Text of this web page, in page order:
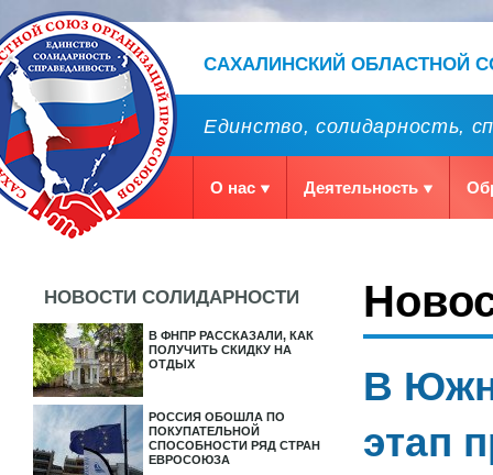
САХАЛИНСКИЙ ОБЛАСТНОЙ
Единство, солидарность,
О нас Деятельность
НОВОСТИ СОЛИДАРНОСТИ
В ФНПР РАССКАЗАЛИ, КАК
ПОЛУЧИТЬ СКИДКУ НА
ОТДЫХ
РОССИЯ ОБОШЛА ПО
ПОКУПАТЕЛЬНОЙ
СПОСОБНОСТИ РЯД СТРАН
ЕВРОСОЮЗА
В
этап